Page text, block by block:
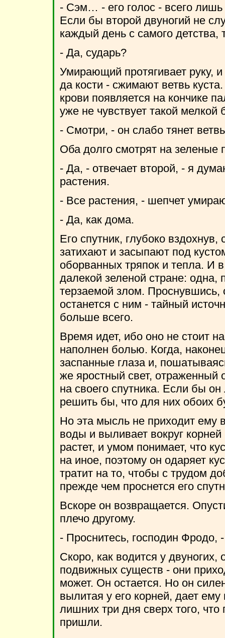
- Сэм… - его голос - всего лишь
Если бы второй двуногий не
каждый день с самого
- Да, сударь?
Умирающий протягивает руку,
да кости - сжимают ветвь
крови появляется на кончике
уже не чувствует такой мелкой
- Смотри, - он слабо тянет
Оба долго смотрят на зеленые
- Да, - отвечает второй, - я
растения.
- Все растения, - шепчет
- Да, как дома.
Его спутник, глубоко
затихают и засыпают под
оборванных тряпок и тепла. И
далекой зеленой стране:
терзаемой злом. Проснувшись,
останется с ним - тайный
больше всего.
Время идет, ибо оно не стоит
наполнен болью. Когда,
заспанные глаза и,
же яростный свет, отраженный
на своего спутника. Если бы
решить бы, что для них обоих
Но эта мысль не приходит ему
воды и выливает вокруг
растет, и умом понимает, что
на иное, поэтому он одаряет
тратит на то, чтобы с трудом
прежде чем проснется его
Вскоре он возвращается.
плечо другому.
- Проснитесь, господин Фродо,
Скоро, как водится у двуногих,
подвижных существ - они
может. Он остается. Но он
вылитая у его корней, дает
лишних три дня сверх того,
пришли.